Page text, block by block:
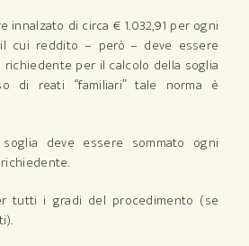
innalzato di circa € 1.032,91 per ogni
cui reddito – però – deve essere
per il calcolo della soglia
di reati “familiari” tale norma è
deve essere sommato ogni
tutti i gradi del procedimento (se